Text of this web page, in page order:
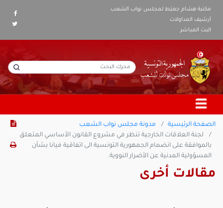
مكتبة هشام جعيّط لمجلس نواب الشعب
أرشيف المداولات
البث المباشر
الصفحة الرئيسية
مدونة مجلس نواب الشعب
لجنة العلاقات الخارجية تنظر في مشروع القانون الأساسي المتعلق
بالموافقة على انضمام الجمهورية التونسية الى اتفاقية فيانا بشأن
المسؤولية المدنية عن الأضرار النووية.
مقالات أخرى